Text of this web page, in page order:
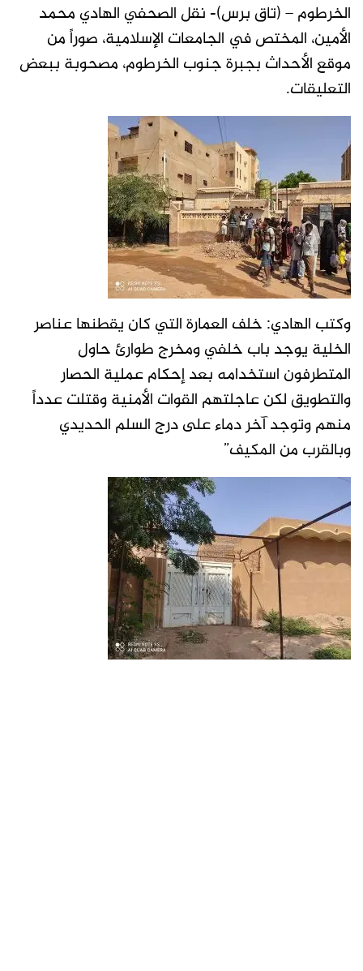
الخرطوم – (تاق برس)- نقل الصحفي الهادي محمد
الأمين، المختص في الجامعات الإسلامية، صوراً من
موقع الأحداث بجبرة جنوب الخرطوم، مصحوبة ببعض
التعليقات.
وكتب الهادي: خلف العمارة التي كان يقطنها عناصر
الخلية يوجد باب خلفي ومخرج طوارئ حاول
المتطرفون استخدامه بعد إحكام عملية الحصار
والتطويق لكن عاجلتهم القوات الأمنية وقتلت عدداً
منهم وتوجد آخر دماء على درج السلم الحديدي
وبالقرب من المكيف”